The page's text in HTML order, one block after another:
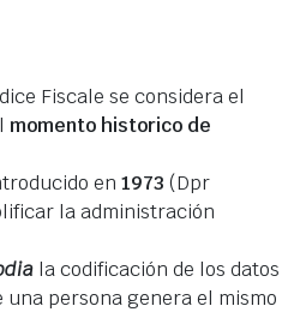
Fiscale se considera el
momento historico de
en 1973 (Dpr
la administración
la codificación de los datos
una persona genera el mismo